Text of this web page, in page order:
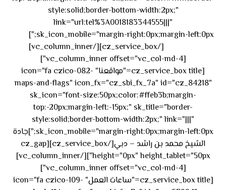
style:solid;border-bottom-width:2px;"
link="url:tel%3A0018183344555|||"
sk_icon_mobile="margin-right:0px;margin-left:0px;"]
[/cz_service_box][/vc_column_inner]
[vc_column_inner offset="vc_col-md-4"]
[cz_service_box title="مواقعنا" icon="fa czico-082-
maps-and-flags" icon_fx="cz_sbi_fx_7a" id="cz_84218"
sk_icon="font-size:50px;color:#ffeb3b;margin-
top:-20px;margin-left:-15px;" sk_title="border-
style:solid;border-bottom-width:2px;" link="|||"
sk_icon_mobile="margin-right:0px;margin-left:0px;"]جادة
الشيخ محمد بن راشد – دبي[/cz_service_box][cz_gap
height="0px" height_tablet="50px"][/vc_column_inner]
[vc_column_inner offset="vc_col-md-4"]
[cz_service_box title="ساعات العمل" icon="fa czico-109-